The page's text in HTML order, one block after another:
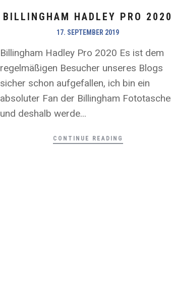
BILLINGHAM HADLEY PRO 2020
17. SEPTEMBER 2019
Billingham Hadley Pro 2020 Es ist dem
regelmäßigen Besucher unseres Blogs
sicher schon aufgefallen, ich bin ein
absoluter Fan der Billingham
und deshalb werde...
CONTINUE READING